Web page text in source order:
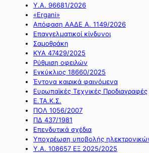
Υ.Α. 96681/2026
«Ergani»
Απόφαση ΑΑΔΕ Α. 1149/2026
Επαγγελματικοί κίνδυνοι
Σαμοθράκη
ΚΥΑ 47429/2025
Ρύθμιση οφειλών
Εγκύκλιος 18660/2025
Έντονα καιρικά φαινόμενα
Ευρωπαϊκές Τεχνικές Προδιαγραφές
Ε.ΤΑ.Κ.Σ.
ΠΟΛ 1056/2007
ΠΔ 437/1981
Επενδυτικά σχέδια
Υποχρέωση υποβολής
Υ.Α. 108657 ΕΞ 2025/2025